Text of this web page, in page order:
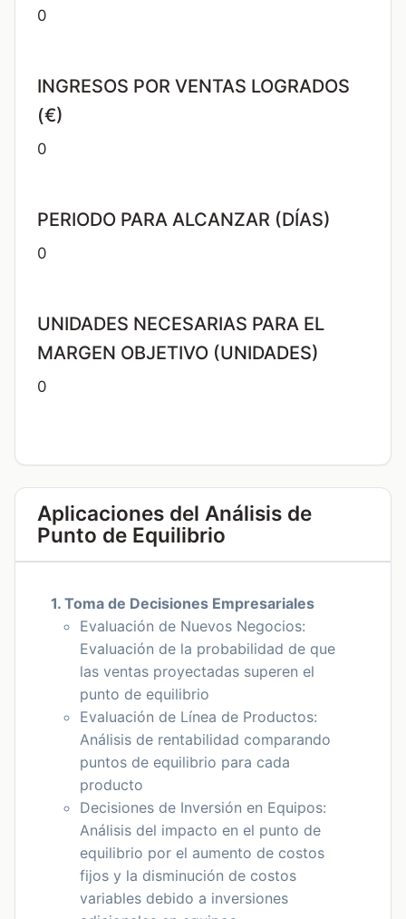
0
INGRESOS POR VENTAS LOGRADOS
(€)
0
PERIODO PARA ALCANZAR (DÍAS)
0
UNIDADES NECESARIAS PARA EL
MARGEN OBJETIVO (UNIDADES)
0
Aplicaciones del Análisis de
Punto de Equilibrio
1. Toma de Decisiones Empresariales
Evaluación de Nuevos Negocios:
Evaluación de la probabilidad de que
las ventas proyectadas superen el
punto de equilibrio
Evaluación de Línea de Productos:
Análisis de rentabilidad comparando
puntos de equilibrio para cada
producto
Decisiones de Inversión en Equipos:
Análisis del impacto en el punto de
equilibrio por el aumento de costos
fijos y la disminución de costos
variables debido a inversiones